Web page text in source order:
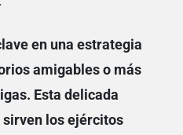
en una estrategia
amigables o más
Esta delicada
sirven los ejércitos